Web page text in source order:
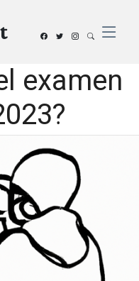
examen